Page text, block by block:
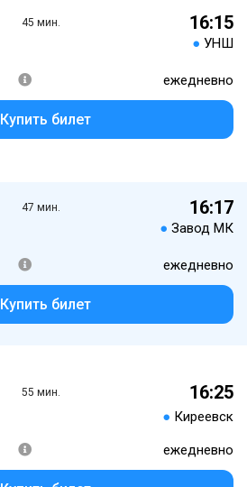
45 мин. 16:15
● УНШ
ежедневно
Купить билет
47 мин. 16:17
● Завод МК
ежедневно
Купить билет
55 мин. 16:25
● Киреевск
ежедневно